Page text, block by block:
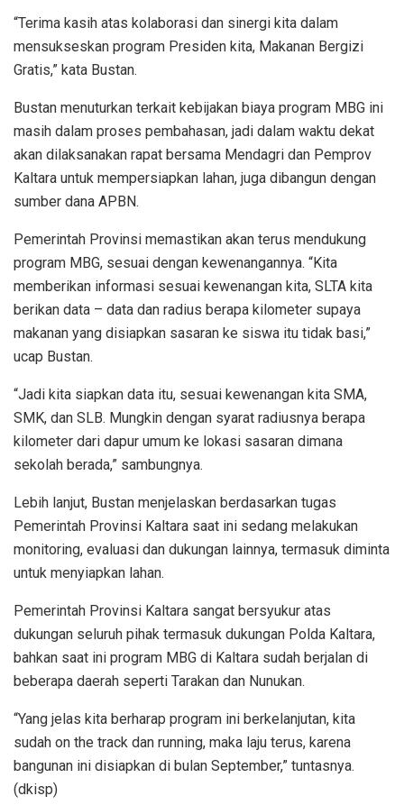
“Terima kasih atas kolaborasi dan sinergi kita dalam
mensukseskan program Presiden kita, Makanan Bergizi
Gratis,” kata Bustan.
Bustan menuturkan terkait kebijakan biaya program MBG ini
masih dalam proses pembahasan, jadi dalam waktu dekat
akan dilaksanakan rapat bersama Mendagri dan Pemprov
Kaltara untuk mempersiapkan lahan, juga dibangun dengan
sumber dana APBN.
Pemerintah Provinsi memastikan akan terus mendukung
program MBG, sesuai dengan kewenangannya. “Kita
memberikan informasi sesuai kewenangan kita, SLTA kita
berikan data – data dan radius berapa kilometer supaya
makanan yang disiapkan sasaran ke siswa itu tidak basi,”
ucap Bustan.
“Jadi kita siapkan data itu, sesuai kewenangan kita SMA,
SMK, dan SLB. Mungkin dengan syarat radiusnya berapa
kilometer dari dapur umum ke lokasi sasaran dimana
sekolah berada,” sambungnya.
Lebih lanjut, Bustan menjelaskan berdasarkan tugas
Pemerintah Provinsi Kaltara saat ini sedang melakukan
monitoring, evaluasi dan dukungan lainnya, termasuk diminta
untuk menyiapkan lahan.
Pemerintah Provinsi Kaltara sangat bersyukur atas
dukungan seluruh pihak termasuk dukungan Polda Kaltara,
bahkan saat ini program MBG di Kaltara sudah berjalan di
beberapa daerah seperti Tarakan dan Nunukan.
“Yang jelas kita berharap program ini berkelanjutan, kita
sudah on the track dan running, maka laju terus, karena
bangunan ini disiapkan di bulan September,” tuntasnya.
(dkisp)